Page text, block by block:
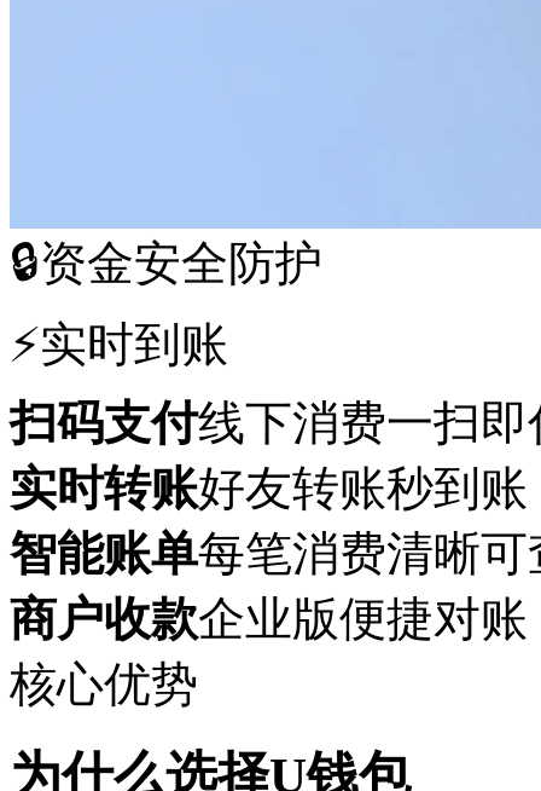
🔒资金安全防护
⚡实时到账
扫码支付线下消费一扫即
实时转账好友转账秒到账
智能账单每笔消费清晰可
商户收款企业版便捷对账
核心优势
为什么选择U钱包